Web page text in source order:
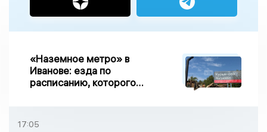
«Наземное метро» в
Иванове: езда по
расписанию, которого
17:05